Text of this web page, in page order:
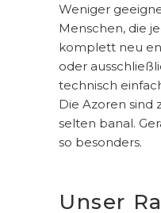
Weniger
Menschen, die
komplett neu
oder
technisch
Die Azoren sind
selten banal.
so besonders.
Unser